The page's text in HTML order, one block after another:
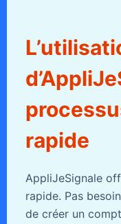
rapide
AppliJeSignale
rapide. Pas
de créer un